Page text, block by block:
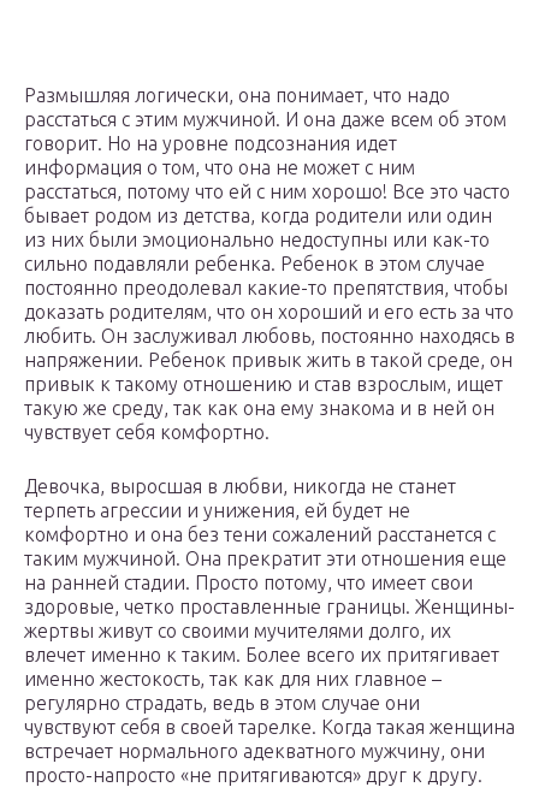
Размышляя логически, она понимает, что надо
расстаться с этим мужчиной. И она даже всем об этом
говорит. Но на уровне подсознания идет
информация о том, что она не может с ним
расстаться, потому что ей с ним хорошо! Все это часто
бывает родом из детства, когда родители или один
из них были эмоционально недоступны или как-то
сильно подавляли ребенка. Ребенок в этом случае
постоянно преодолевал какие-то препятствия, чтобы
доказать родителям, что он хороший и его есть за что
любить. Он заслуживал любовь, постоянно находясь в
напряжении. Ребенок привык жить в такой среде, он
привык к такому отношению и став взрослым, ищет
такую же среду, так как она ему знакома и в ней он
чувствует себя комфортно.
Девочка, выросшая в любви, никогда не станет
терпеть агрессии и унижения, ей будет не
комфортно и она без тени сожалений расстанется с
таким мужчиной. Она прекратит эти отношения еще
на ранней стадии. Просто потому, что имеет свои
здоровые, четко проставленные границы. Женщины-
жертвы живут со своими мучителями долго, их
влечет именно к таким. Более всего их притягивает
именно жестокость, так как для них главное –
регулярно страдать, ведь в этом случае они
чувствуют себя в своей тарелке. Когда такая женщина
встречает нормального адекватного мужчину, они
просто-напросто «не притягиваются» друг к другу.